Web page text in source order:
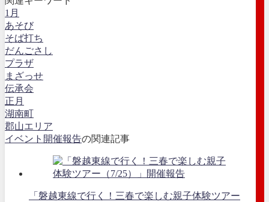
1月
あそび
そば打ち
だんごさし
プラザ
まざっせ
伝承会
正月
湖南町
郡山エリア
イベント開催報告の関連記事
「磐越東線で行く！三春で楽しむ親子体験ツアー